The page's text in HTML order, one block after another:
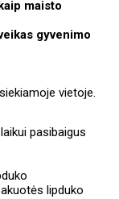
maisto
gyvenimo
vietoje.
pasibaigus
lipduko